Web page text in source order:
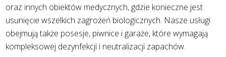
oraz innych obiektów medycznych, gdzie konieczne jest
usunięcie wszelkich zagrożeń biologicznych. Nasze usługi
obejmują także posesje, piwnice i garaże, które wymagają
kompleksowej dezynfekcji i neutralizacji zapachów.